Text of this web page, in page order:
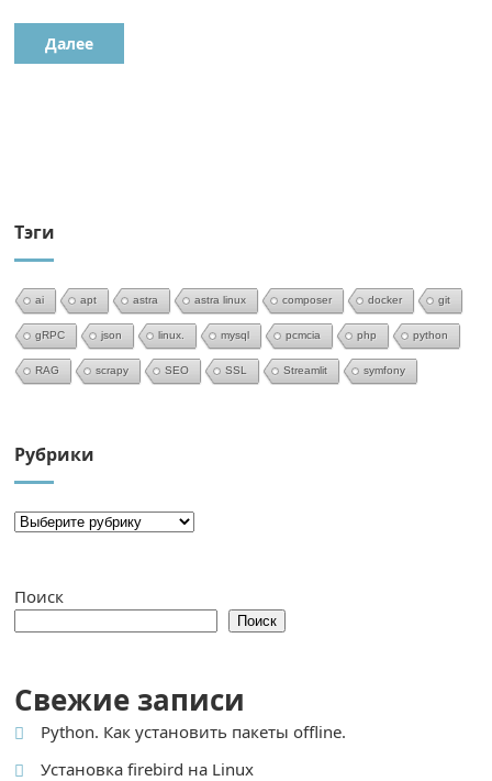
Далее
Тэги
ai apt astra astra linux composer docker git
gRPC json linux. mysql pcmcia php python
RAG scrapy SEO SSL Streamlit symfony
Рубрики
Поиск
Поиск
Свежие записи
Python. Как установить пакеты offline.
Установка firebird на Linux